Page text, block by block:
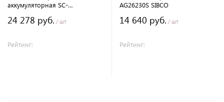
аккумуляторная SC-
24 278 руб. / шт
Рейтинг:
AG26230S SIBCO
14 640 руб. / шт
Рейтинг: